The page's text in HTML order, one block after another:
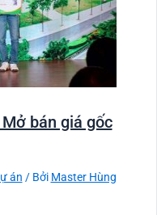
bán giá gốc
án / Bởi Master Hùng